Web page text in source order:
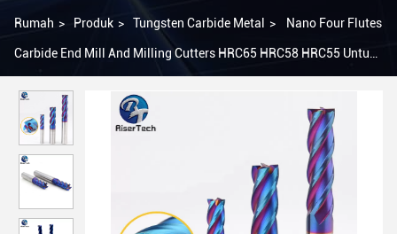
Rumah > Produk > Tungsten Carbide Metal > Nano Four Flutes
Carbide End Mill And Milling Cutters HRC65 HRC58 HRC55 Untuk